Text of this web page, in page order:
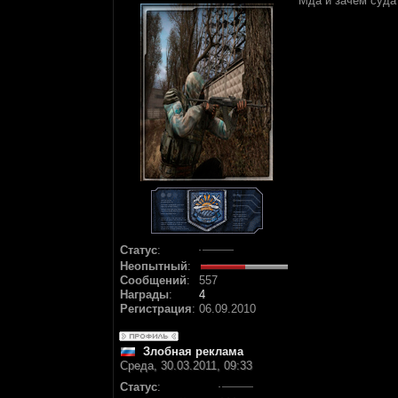
Статус:
Неопытный:
Сообщений:
557
Награды:
4
Регистрация: 06.09.2010
Злобная реклама
Среда, 30.03.2011, 09:33
Статус: